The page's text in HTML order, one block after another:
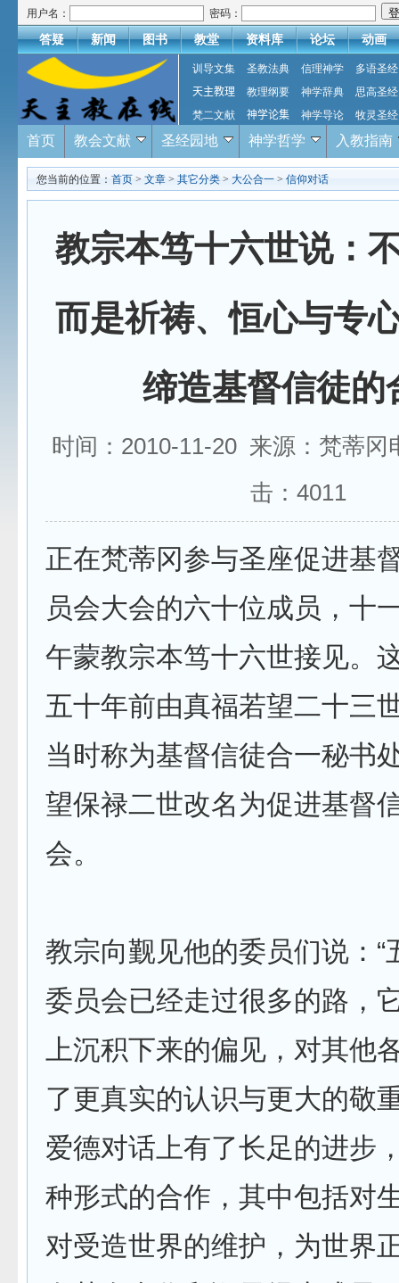
用户名： 密码：
答疑 新闻 图书 教堂 资料库 论坛 动画
训导文集 圣教法典 信理神学
多语圣经
天主教理
教理纲要 神学辞典
思高圣经
梵二文献
神学论集 神学导论 牧灵圣经
首页 教会文献 圣经园地 神学哲学 入教指南
您当前的位置： 首页 > 文章 > 其它分类 > 大公合一 > 信仰对话
教宗本笃十六世说：
而是祈祷、恒心与专
缔造基督信徒的
时间：2010-11-20 来源：梵蒂
击： 4011
正在梵蒂冈参与圣座促进基
员会大会的六十位成员，十
午蒙教宗本笃十六世接见。
五十年前由真福若望二十三
当时称为基督信徒合一秘书
望保禄二世改名为促进基督
会。
教宗向觐见他的委员们说：“
委员会已经走过很多的路，
上沉积下来的偏见，对其他
了更真实的认识与更大的敬
爱德对话上有了长足的进步
种形式的合作，其中包括对
对受造世界的维护，为世界